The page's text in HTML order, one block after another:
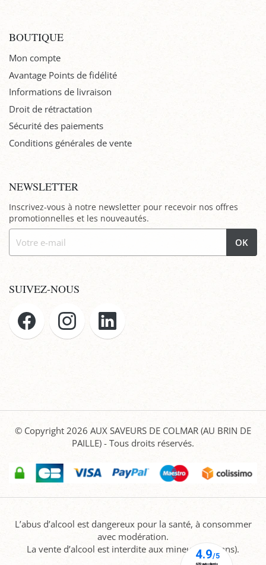
BOUTIQUE
Mon compte
Avantage Points de fidélité
Informations de livraison
Droit de rétractation
Sécurité des paiements
Conditions générales de vente
NEWSLETTER
Inscrivez-vous à notre newsletter pour recevoir nos offres
promotionnelles et les nouveautés.
OK
SUIVEZ-NOUS
© Copyright 2026 AUX SAVEURS DE COLMAR (AU BRIN DE
PAILLE) - Tous droits réservés.
L’abus d’alcool est dangereux pour la santé, à consommer
avec modération.
La vente d’alcool est interdite aux mineurs (-18 ans).